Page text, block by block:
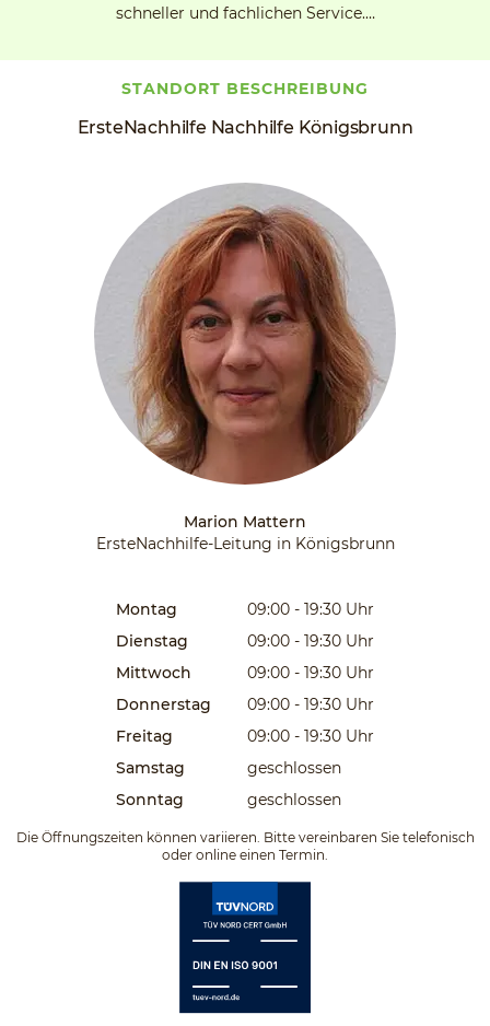
schneller und fachlichen Service.…
ErsteNachhilfe Nachhilfe Königsbrunn
STANDORT BESCHREIBUNG
Marion Mattern
ErsteNachhilfe-Leitung in Königsbrunn
Montag 09:00 - 19:30 Uhr
Dienstag
09:00 - 19:30 Uhr
Mittwoch
09:00 - 19:30 Uhr
Donnerstag
09:00 - 19:30 Uhr
Freitag
09:00 - 19:30 Uhr
Samstag
geschlossen
Sonntag
geschlossen
Die Öffnungszeiten können variieren. Bitte vereinbaren Sie telefonisch
oder online einen Termin.